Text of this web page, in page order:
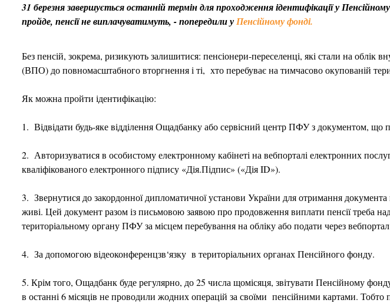
31 березня завершується останній термін для проходження ідентифікації у
пройде, пенсії не виплачуватимуть, - попередили уПенсійному фонді.
Без пенсій, зокрема, ризикують залишитися: пенсіонери-переселенці, які стали на облік
(ВПО) до повномасштабного вторгнення і ті, хто перебуває на тимчасово окупованій
Як можна пройти ідентифікацію:
1. Відвідати будь-яке відділення Ощадбанку або сервісний центр ПФУ з документом, що
2. Авторизуватися в особистому електронному кабінеті на вебпорталі електронних
кваліфікованого електронного підпису «Дія.Підпис» («Дія ID»).
3. Звернутися до закордонної дипломатичної установи України для отримання
живі. Цей документ разом із письмовою заявою про продовження виплати пенсії треба
територіальному органу ПФУ за місцем перебування на обліку або подати через
4. За допомогою відеоконференцзв‘язку в територіальних органах Пенсійного фонду.
5. Крім того, Ощадбанк буде регулярно, до 25 числа щомісяця, звітувати Пенсійному
в останні 6 місяців не проводили жодних операцій за своїми пенсійними картами. Тобто